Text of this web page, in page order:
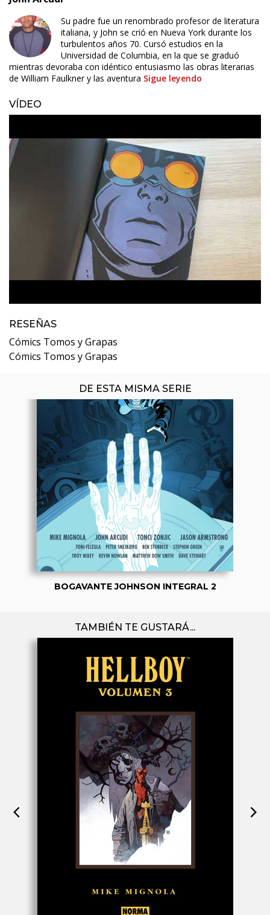
Su padre fue un renombrado profesor de literatura
italiana, y John se crió en Nueva York durante los
turbulentos años 70. Cursó estudios en la
Universidad de Columbia, en la que se graduó
mientras devoraba con idéntico entusiasmo las obras literarias
de William Faulkner y las aventura Sigue leyendo
VÍDEO
RESEÑAS
Cómics Tomos y Grapas
Cómics Tomos y Grapas
DE ESTA MISMA SERIE
ÚLTIMO NÚMERO PUBLICADO
BOGAVANTE JOHNSON INTEGRAL 2
TAMBIÉN TE GUSTARÁ...